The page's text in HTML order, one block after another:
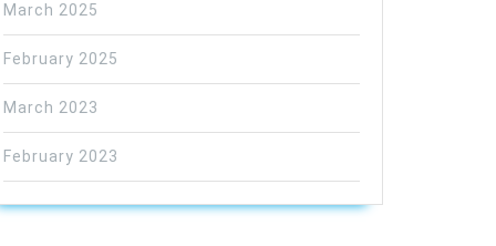
March 2025
February 2025
March 2023
February 2023